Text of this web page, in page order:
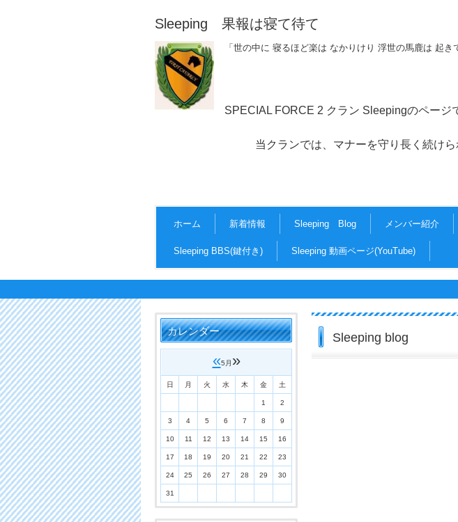
Sleeping 果報は寝て待て
「世の中に 寝るほど楽は なかりけり 浮世の馬鹿は 起き
SPECIAL FORCE 2 クラン Sleepingのページ
当クランでは、マナーを守り長く続けられる紳
ホーム 新着情報 Sleeping Blog メンバー紹介
Sleeping BBS(鍵付き) Sleeping 動画ページ(YouTube)
Sleeping blog
カレンダー
«5月 »
日 月 火 水 木 金 土
1 2
3 4 5 6 7 8 9
10 11 12 13 14 15 16
17 18 19 20 21 22 23
24 25 26 27 28 29 30
31